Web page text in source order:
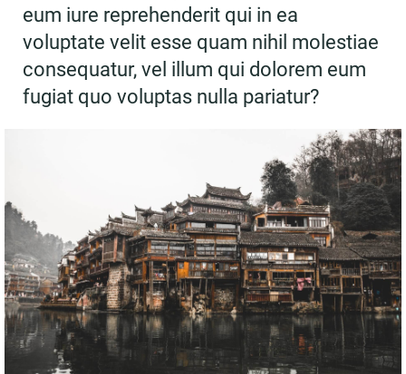
eum iure reprehenderit qui in ea
voluptate velit esse quam nihil molestiae
consequatur, vel illum qui dolorem eum
fugiat quo voluptas nulla pariatur?